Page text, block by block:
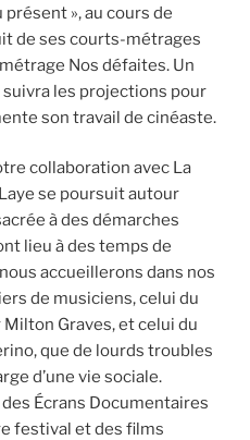
», au cours de
de ses courts-métrages
Nos défaites. Un
les projections pour
son travail de cinéaste.
collaboration avec La
se poursuit autour
à des démarches
lieu à des temps de
accueillerons dans nos
de musiciens, celui du
Graves, et celui du
que de lourds troubles
d’une vie sociale.
Écrans Documentaires
festival et des films